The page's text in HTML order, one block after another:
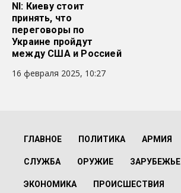
NI: Киеву стоит
принять, что
переговоры по
Украине пройдут
между США и Россией
16 февраля 2025, 10:27
ГЛАВНОЕ ПОЛИТИКА АРМИЯ
СЛУЖБА ОРУЖИЕ ЗАРУБЕЖЬЕ
ЭКОНОМИКА ПРОИСШЕСТВИЯ